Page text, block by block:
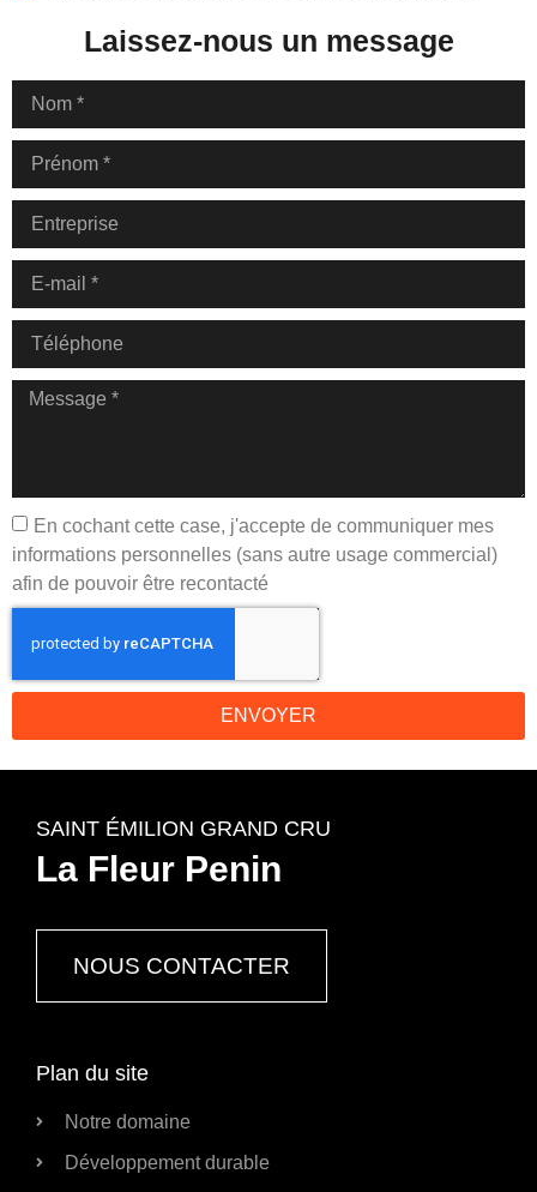
Laissez-nous un message
En cochant cette case, j'accepte de communiquer mes
informations personnelles (sans autre usage commercial)
afin de pouvoir être recontacté
ENVOYER
SAINT ÉMILION GRAND CRU
La Fleur Penin
NOUS CONTACTER
Plan du site
Notre domaine
Développement durable